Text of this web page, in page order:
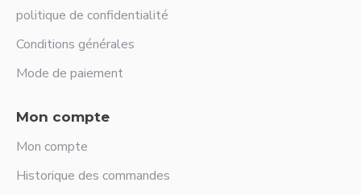
politique de confidentialité
Conditions générales
Mode de paiement
Mon compte
Mon compte
Historique des commandes